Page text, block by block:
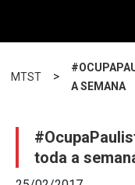
MTST >
A SEMANA
toda a